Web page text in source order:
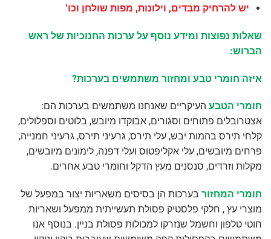
יש להרחיק מבדים, וילונות, מפות שולחן וכו'
שאלות נפוצות ומידע נוסף על ערכות החנוכיות של ראש
הברוש:
איזה חומרי טבע ומחזור משתמשים בערכות?
חומרי הטבע העיקריים שאנחנו משתמשים בערכות הם:
אצטרובלים פתוחים וסגורים, אבוקדו מיובש, בלוטים וספלולים,
קלחי תירס בהמות יבש, עלי תירס, גרעיני תירס, גרעיני חמנייה,
פרחים מיובשים, עלי אקליפטוס ועלי דפנה, לימונים מיובשים,
מקלות וזרדים, סנסנים מעץ הדקל וחומרי טבע אחרים.
חומרי המחזור בערכות הן בסיסים משאריות יצור במפעל של
מוצרי עץ , חלקי פלסטיק פסולת תעשייתית ממפעל ושאריות
חוטי טלפון וחשמל שנזרקו למכולות פסולת בניין. בנוסף אנו